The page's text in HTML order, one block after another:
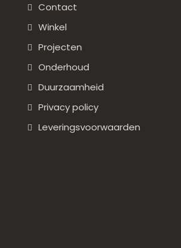
Contact
Winkel
Projecten
Onderhoud
Duurzaamheid
Privacy policy
Leveringsvoorwaarden